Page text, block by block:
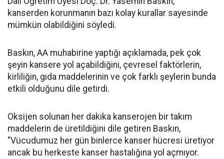
kanserden korunmanın bazı kolay kurallar sayesinde
mümkün olabildiğini söyledi.
Baskın, AA muhabirine yaptığı açıklamada, pek çok
şeyin kansere yol açabildiğini, çevresel faktörlerin,
kirliliğin, gıda maddelerinin ve çok farklı şeylerin bunda
etkili olduğunu dile getirdi.
Oksijen solunan her dakika kanserojen bir takım
maddelerin de üretildiğini dile getiren Baskın,
"Vücudumuz her gün binlerce kanser hücresi üretiyor
ancak bu herkeste kanser hastalığına yol açmıyor.